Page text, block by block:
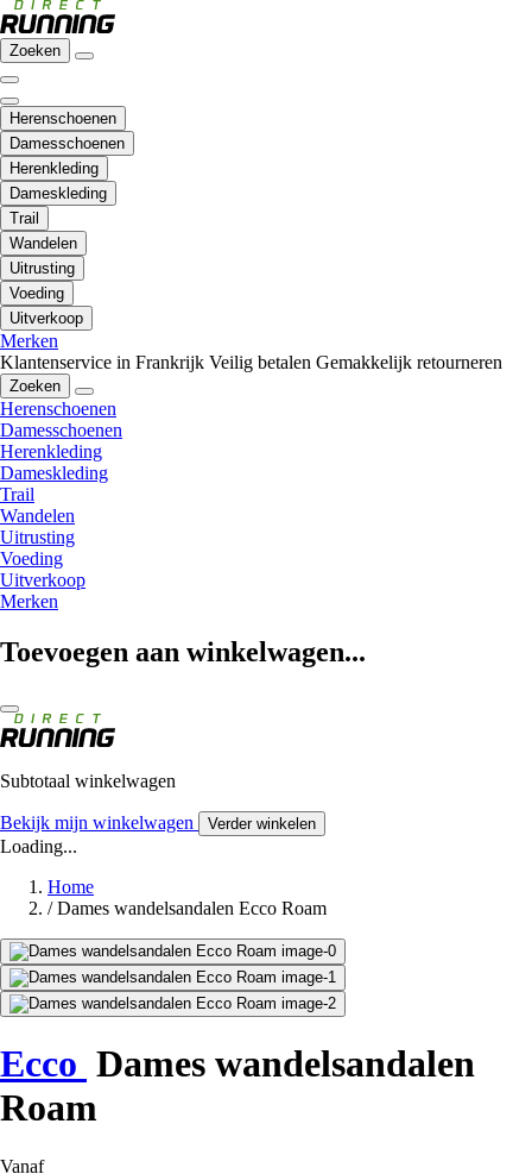
Zoeken
Herenschoenen
Damesschoenen
Herenkleding
Dameskleding
Trail
Wandelen
Uitrusting
Voeding
Uitverkoop
Merken
Klantenservice in Frankrijk Veilig betalen Gemakkelijk retourneren
Zoeken
Herenschoenen
Damesschoenen
Herenkleding
Dameskleding
Trail
Wandelen
Uitrusting
Voeding
Uitverkoop
Merken
Toevoegen aan winkelwagen...
Subtotaal winkelwagen
Bekijk mijn winkelwagen Verder winkelen
Loading...
Home
/ Dames wandelsandalen Ecco Roam
Ecco Dames wandelsandalen
Roam
Vanaf